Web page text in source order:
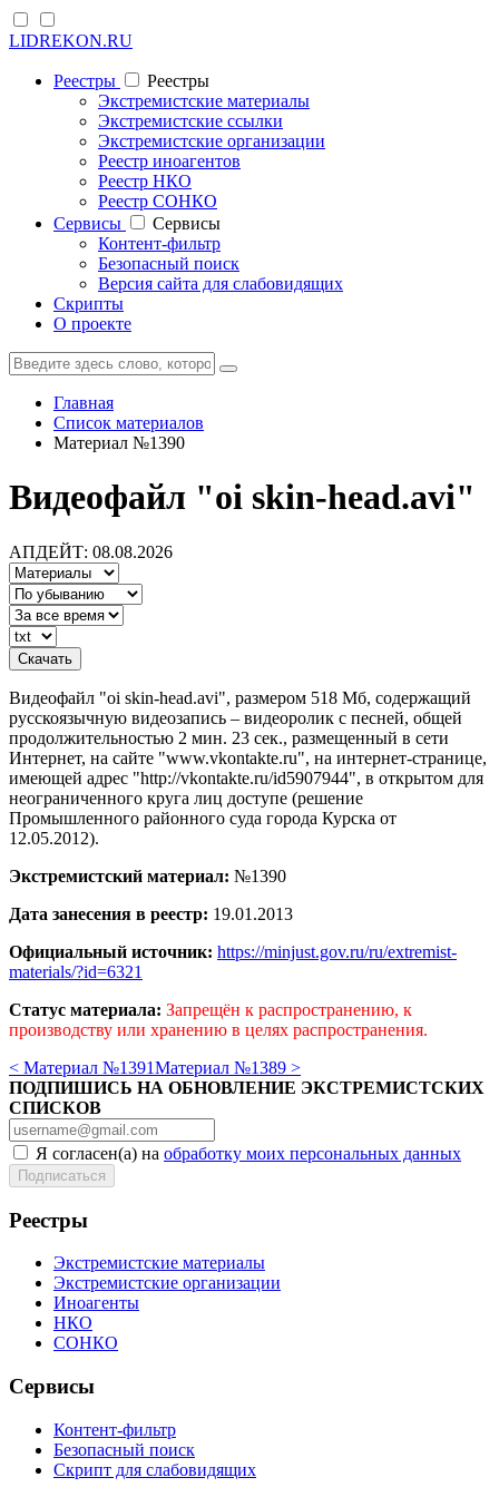
LIDREKON.RU
Реестры
Реестры
Экстремистские материалы
Экстремистские ссылки
Экстремистские организации
Реестр иноагентов
Реестр НКО
Реестр СОНКО
Cервисы
Cервисы
Контент-фильтр
Безопасный поиск
Версия сайта для слабовидящих
Скрипты
О проекте
Главная
Список материалов
Материал №1390
Видеофайл "oi skin-head.avi"
АПДЕЙТ: 08.08.2026
Видеофайл "oi skin-head.avi", размером 518 Мб, содержащий
русскоязычную видеозапись – видеоролик с песней, общей
продолжительностью 2 мин. 23 сек., размещенный в сети
Интернет, на сайте "www.vkontakte.ru", на интернет-странице,
имеющей адрес "http://vkontakte.ru/id5907944", в открытом для
неограниченного круга лиц доступе (решение
Промышленного районного суда города Курска от
12.05.2012).
Экстремистский материал: №1390
Дата занесения в реестр: 19.01.2013
Официальный источник: https://minjust.gov.ru/ru/extremist-
materials/?id=6321
Статус материала: Запрещён к распространению, к
производству или хранению в целях распространения.
< Материал №1391Материал №1389 >
ПОДПИШИСЬ НА ОБНОВЛЕНИЕ ЭКСТРЕМИСТСКИХ
СПИСКОВ
Я согласен(а) на обработку моих персональных данных
Реестры
Экстремистские материалы
Экстремистские организации
Иноагенты
НКО
СОНКО
Сервисы
Контент-фильтр
Безопасный поиск
Скрипт для слабовидящих